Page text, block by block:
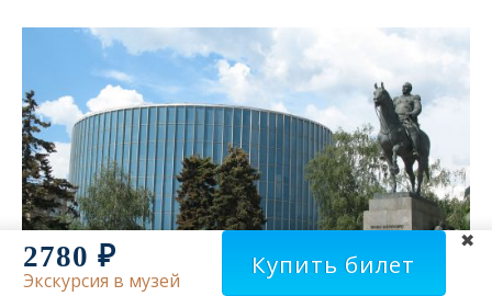
2780 ₽
Экскурсия в музей
Купить билет